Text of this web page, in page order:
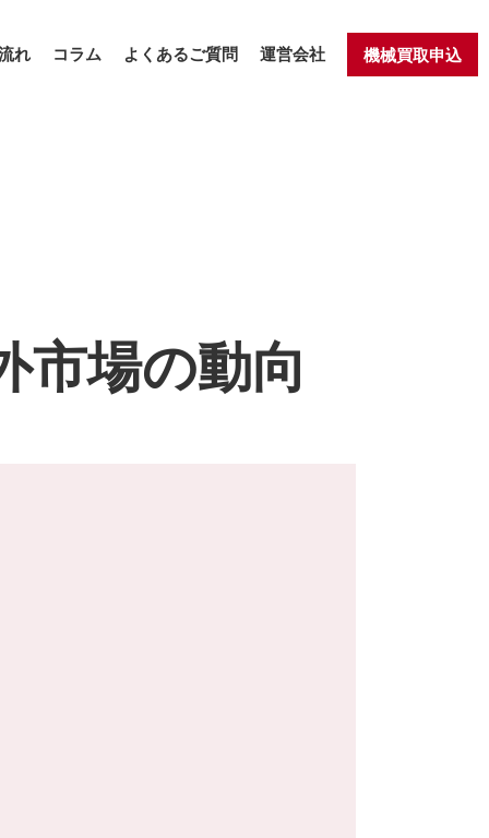
れ コラム よくあるご質問 運営会社 機械買取申込
市場の動向